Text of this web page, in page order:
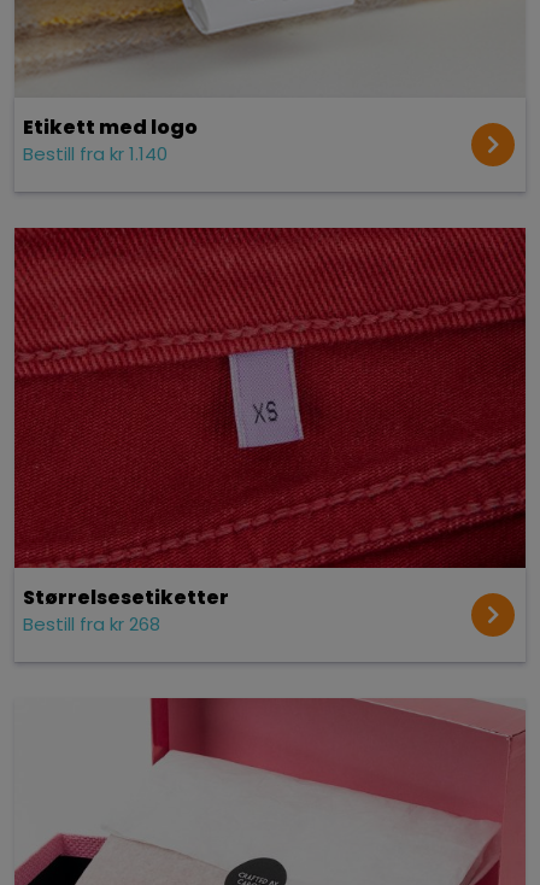
Etikett med logo
Bestill fra kr 1.140
Størrelses­etiketter
Bestill fra kr 268